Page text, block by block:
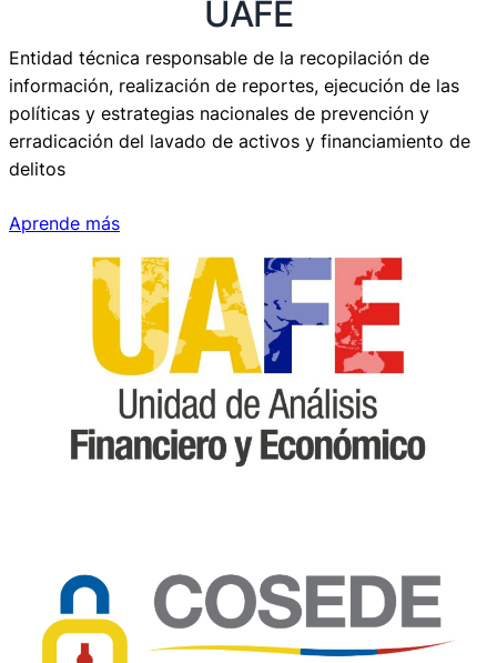
UAFE
Entidad técnica responsable de la recopilación de
información, realización de reportes, ejecución de las
políticas y estrategias nacionales de prevención y
erradicación del lavado de activos y financiamiento de
delitos
Aprende más